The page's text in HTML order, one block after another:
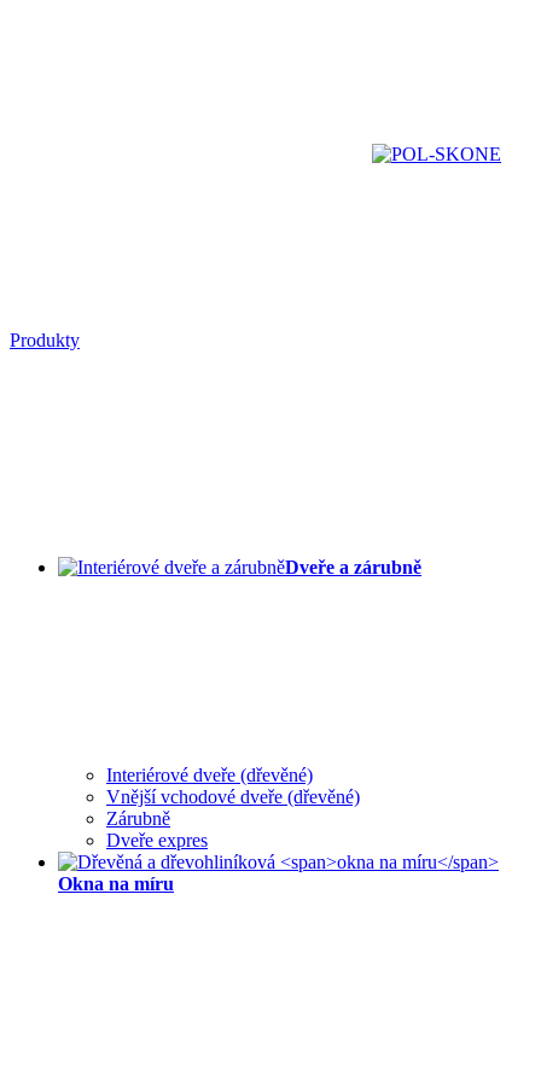
Produkty
Dveře a zárubně
Interiérové dveře (dřevěné)
Vnější vchodové dveře (dřevěné)
Zárubně
Dveře expres
Okna na míru